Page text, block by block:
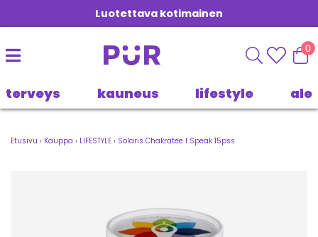
Luotettava kotimainen
0
terveys kauneus lifestyle ale
Etusivu › Kauppa › LIFESTYLE › Solaris Chakratee I Speak 15pss